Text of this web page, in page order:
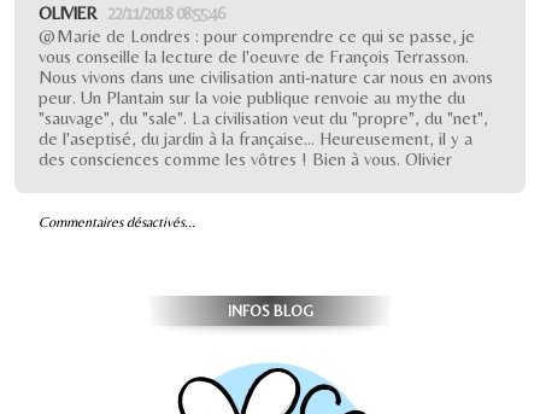
OLIVIER 22/11/2018 08:55:46
@Marie de Londres : pour comprendre ce qui se passe, je
vous conseille la lecture de l'oeuvre de François Terrasson.
Nous vivons dans une civilisation anti-nature car nous en avons
peur. Un Plantain sur la voie publique renvoie au mythe du
"sauvage", du "sale". La civilisation veut du "propre", du "net",
de l'aseptisé, du jardin à la française... Heureusement, il y a
des consciences comme les vôtres ! Bien à vous. Olivier
Commentaires désactivés...
INFOS BLOG